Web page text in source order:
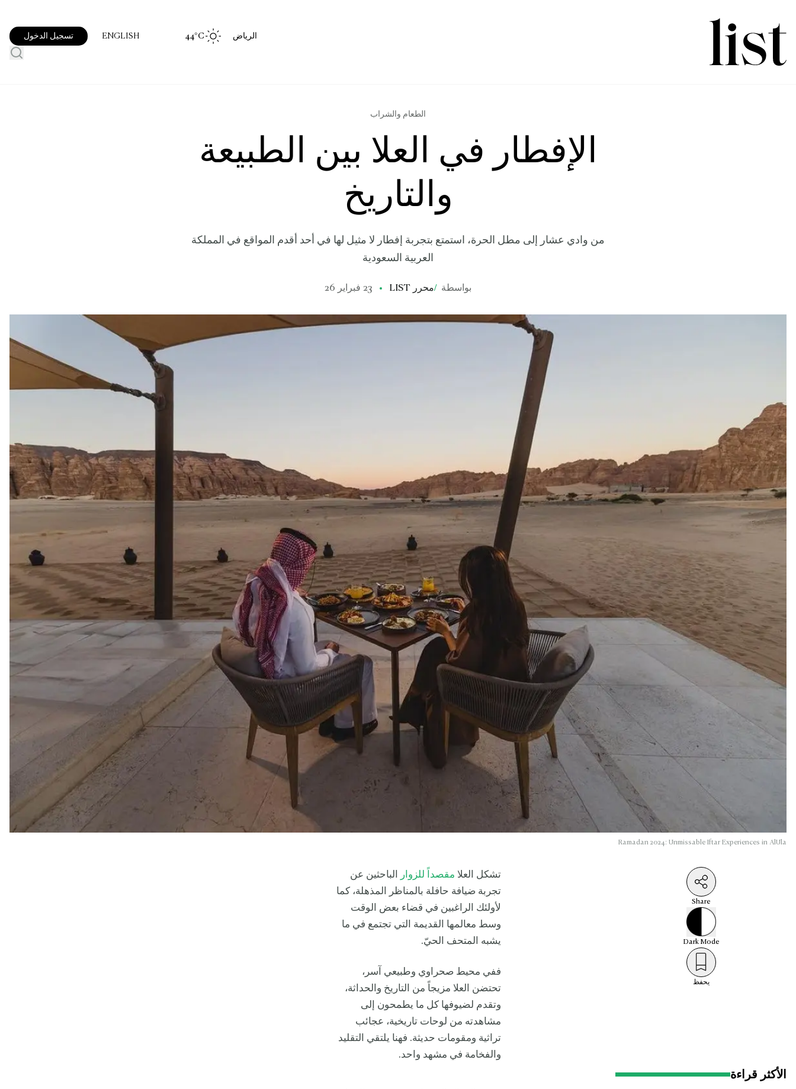
الرياض 44 °C
ENGLISH تسجيل الدخول
الطعام والشراب
الإفطار في العلا بين الطبيعة
والتاريخ
من وادي عشار إلى مطل الحرة، استمتع بتجربة إفطار لا مثيل لها في أحد أقدم المواقع في المملكة
العربية السعودية
بواسطة /محرر LIST 23 فبراير 26
Ramadan 2024: Unmissable Iftar Experiences in AlUla
Share
DarkMode
يحفظ
الأكثر قراءة
تشكل العلا مقصداً للزوار
الباحثين عن
تجربة ضيافة حافلة بالمناظر المذهلة، كما
لأولئك الراغبين في قضاء بعض الوقت
وسط معالمها القديمة التي تجتمع في ما
يشبه المتحف الحيّ.
ففي محيط صحراوي وطبيعي آسر،
تحتضن العلا مزيجاً من التاريخ والحداثة،
وتقدم لضيوفها كل ما يطمحون إلى
مشاهدته من لوحات تاريخية، عجائب
تراثية ومقومات حديثة. فهنا يلتقي التقليد
والفخامة في مشهد واحد.